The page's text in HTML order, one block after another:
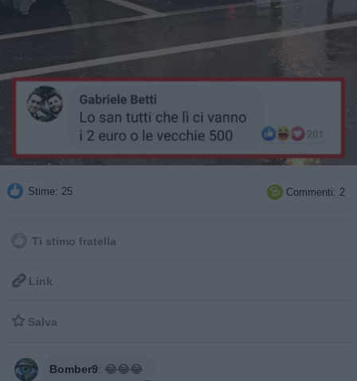
Stime: 25  Commenti: 2
Ti stimo fratella
 Link
 Salva
Bomber9: 😂😂😂